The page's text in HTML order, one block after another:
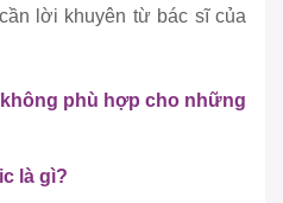
lời khuyên từ bác sĩ của
phù hợp cho những
là gì?